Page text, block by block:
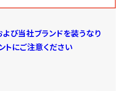
よび当社ブランドを装うなり
トにご注意ください